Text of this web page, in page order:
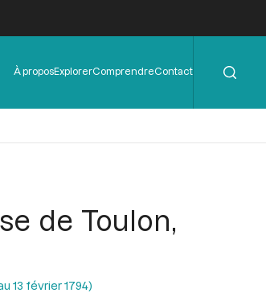
Menu
de
À proposExplorerComprendreContact
de Toulon,
13 février 1794)